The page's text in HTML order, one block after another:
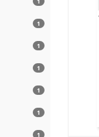
1
1
1
1
1
1